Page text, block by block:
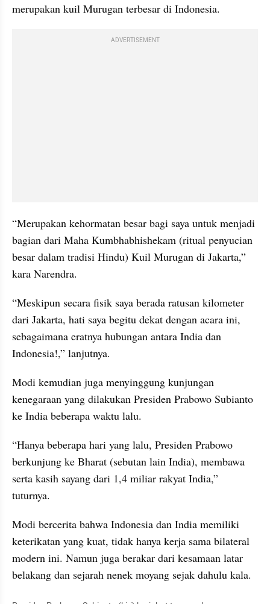
merupakan kuil Murugan terbesar di Indonesia.
ADVERTISEMENT
“Merupakan kehormatan besar bagi saya untuk menjadi
bagian dari Maha Kumbhabhishekam (ritual penyucian
besar dalam tradisi Hindu) Kuil Murugan di Jakarta,”
kara Narendra.
“Meskipun secara fisik saya berada ratusan kilometer
dari Jakarta, hati saya begitu dekat dengan acara ini,
sebagaimana eratnya hubungan antara India dan
Indonesia!,” lanjutnya.
Modi kemudian juga menyinggung kunjungan
kenegaraan yang dilakukan Presiden Prabowo Subianto
ke India beberapa waktu lalu.
“Hanya beberapa hari yang lalu, Presiden Prabowo
berkunjung ke Bharat (sebutan lain India), membawa
serta kasih sayang dari 1,4 miliar rakyat India,”
tuturnya.
Modi bercerita bahwa Indonesia dan India memiliki
keterikatan yang kuat, tidak hanya kerja sama bilateral
modern ini. Namun juga berakar dari kesamaan latar
belakang dan sejarah nenek moyang sejak dahulu kala.